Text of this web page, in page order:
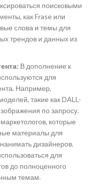
поисковыми
как Frase или
слова и темы для
трендов и данных из
В дополнение к
для
Например,
такие как DALL-
по запросу.
которые
материалы для
дизайнеров.
для
до полноценного
темам.